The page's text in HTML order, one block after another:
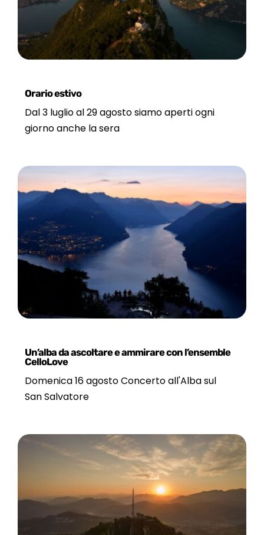
Orario estivo
Dal 3 luglio al 29 agosto siamo aperti ogni
giorno anche la sera
Un’alba da ascoltare e ammirare con l’ensemble
CelloLove
Domenica 16 agosto Concerto all'Alba sul
San Salvatore